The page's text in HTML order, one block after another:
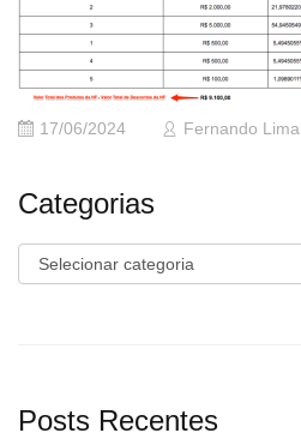
17/06/2024 Fernando Lima
Categorias
Categorias
Posts Recentes